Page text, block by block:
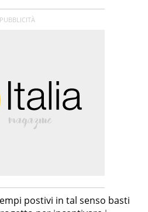
postivi in tal senso basti